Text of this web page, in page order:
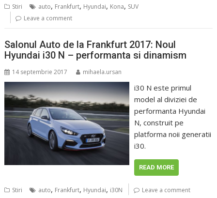
Stiri auto, Frankfurt, Hyundai, Kona, SUV
Leave a comment
Salonul Auto de la Frankfurt 2017: Noul
Hyundai i30 N – performanta si dinamism
14 septembrie 2017 mihaela.ursan
i30 N este primul
model al diviziei de
performanta Hyundai
N, construit pe
platforma noii generatii
i30.
READ MORE
Stiri auto, Frankfurt, Hyundai, i30N Leave a comment